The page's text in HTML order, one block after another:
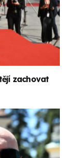
zachovat